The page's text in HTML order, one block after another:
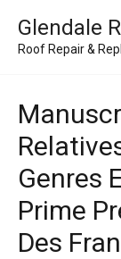
Glendale
Roof Repair &
Genres
Prime
Des